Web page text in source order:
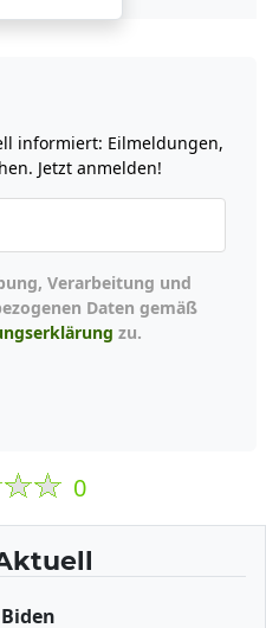
informiert: Eilmeldungen,
Jetzt anmelden!
Daten gemäß
zu.
0
Biden